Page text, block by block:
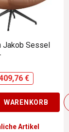
Jakob Sessel
€
WARENKORB
Artikel